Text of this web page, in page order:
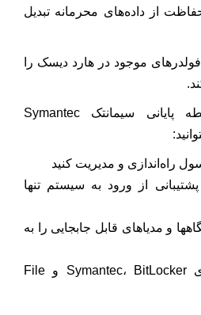
از داده‌های محرمانه تبدیل
موجود در هارد دیسک را
با کمک رمزگذاری نقطه پایانی سیمانتک Symantec
راه‌اندازی و مدیریت کنید
از ورود به سیستم تنها
و مدیاهای قابل جابجایی را به
پشتیبانی از رمزگذاری Symantec، BitLocker و File